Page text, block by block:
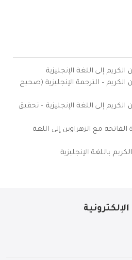
إلى اللغة الإنجليزية
الكريم – الترجمة الإنجليزية (صحيح
الكريم إلى اللغة الإنجليزية – تحقيق
مع الزهراوين إلى اللغة
باللغة الإنجليزية